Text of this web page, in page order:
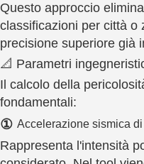
Questo approccio
classificazioni per città o
precisione superiore già
📐 Parametri
Il calcolo della
fondamentali:
① Accelerazione sismica
Rappresenta l'intensità